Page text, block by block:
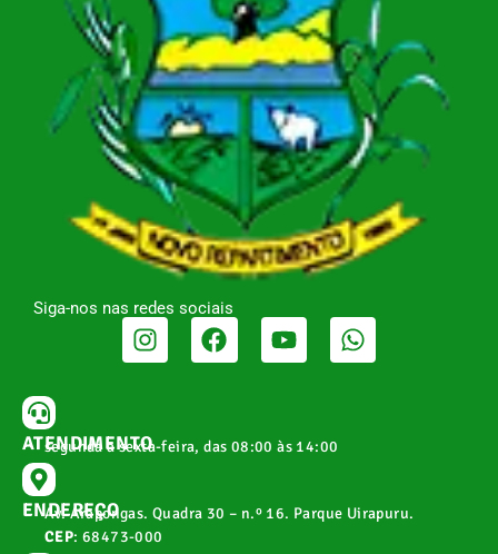
Siga-nos nas redes sociais
ATENDIMENTO
segunda a sexta-feira, das 08:00 às 14:00
ENDEREÇO
Av. Arapongas. Quadra 30 – n.º 16. Parque Uirapuru.
CEP: 68473-000